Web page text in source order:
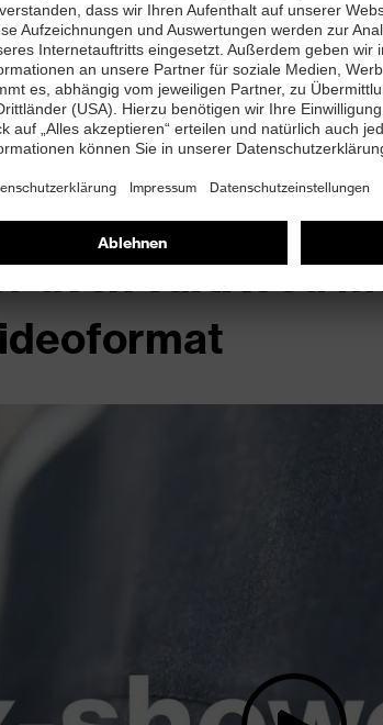
uvex suXXeed